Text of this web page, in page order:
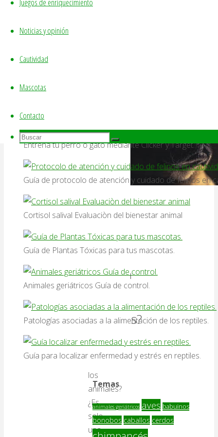
Noticias y opinión
Cautividad
Mascotas
Contacto
Buscar
Buscar:
Buscar
Noticias
¿Se
suicidan
animales?
¿Se
suicidan
los
animales?
¿Es
solo
una
Entrena tu perro o gato mediante Clicker y Target.
Guía de protocolo de atención y cuidado de felinos en
Cortisol salival Evaluaciòn del bienestar animal
Guía de Plantas Tóxicas para tus mascotas.
Animales geriátricos Guía de control.
Patologías asociadas a la alimentación de los reptiles.
Guía para localizar enfermedad y estrés en reptiles.
Temas
animales geriátricos aves babuinos
bonobos caballos cerdos